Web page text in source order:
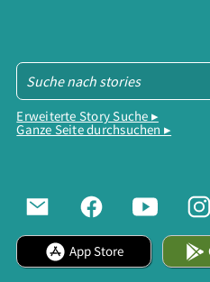
Erweiterte Story Suche ▸
Ganze Seite durchsuchen ▸
App Store